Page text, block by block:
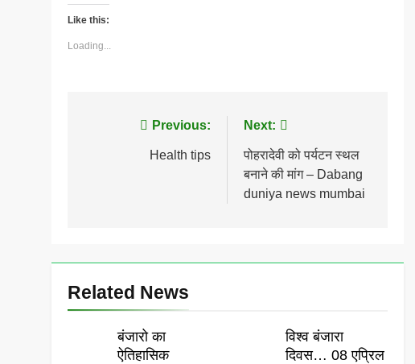
Like this:
Loading...
navigation
Previous:
Health tips
Next:
पोहरादेवी को पर्यटन स्थल
बनाने की मांग – Dabang
duniya news mumbai
Related News
बंजारो का
ऐतिहासिक
विश्व बंजारा
दिवस… 08 एप्रिल